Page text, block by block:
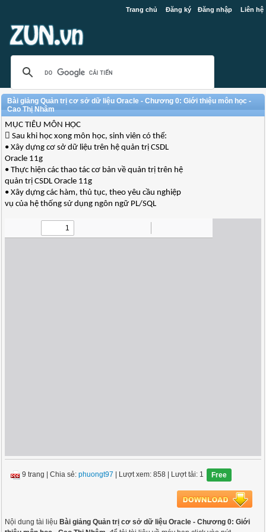
Trang chủ Đăng ký Đăng nhập Liên hệ
Bài giảng Quản trị cơ sở dữ liệu Oracle - Chương 0: Giới thiệu môn học -
Cao Thị Nhâm
MỤC TIÊU MÔN HỌC
 Sau khi học xong môn học, sinh viên có thể:
• Xây dựng cơ sở dữ liệu trên hệ quản trị CSDL
Oracle 11g
• Thực hiện các thao tác cơ bản về quản trị trên hệ
quản trị CSDL Oracle 11g
• Xây dựng các hàm, thủ tục, theo yêu cầu nghiệp
vụ của hệ thống sử dụng ngôn ngữ PL/SQL
9 trang |Chia sẻ:phuongt97 | Lượt xem: 858 | Lượt tải: 1 Free
Nội dung tài liệu Bài giảng Quản trị cơ sở dữ liệu Oracle - Chương 0: Giới